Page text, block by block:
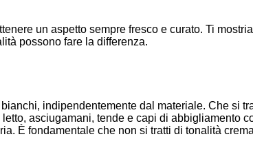
un aspetto sempre fresco e curato. Ti
possono fare la differenza.
indipendentemente dal materiale. Che si
asciugamani, tende e capi di abbigliamento
È fondamentale che non si tratti di tonalità